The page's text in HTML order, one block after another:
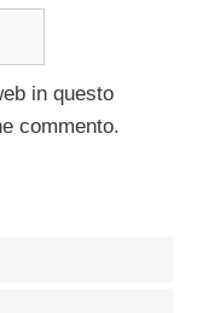
in questo
commento.